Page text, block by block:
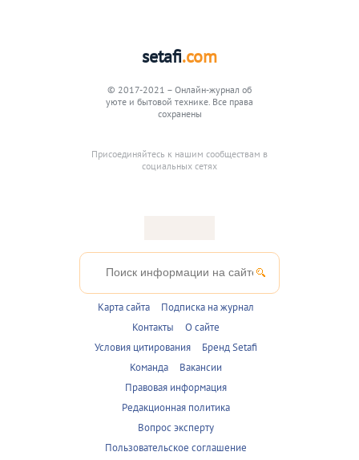
setafi.com
© 2017-2021 – Онлайн-журнал об
уюте и бытовой технике. Все права
сохранены
Присоединяйтесь к нашим сообществам в
социальных сетях
Карта сайта
Подписка на журнал
Контакты
О сайте
Условия цитирования
Бренд Setafi
Команда
Вакансии
Правовая информация
Редакционная политика
Вопрос эксперту
Пользовательское соглашение